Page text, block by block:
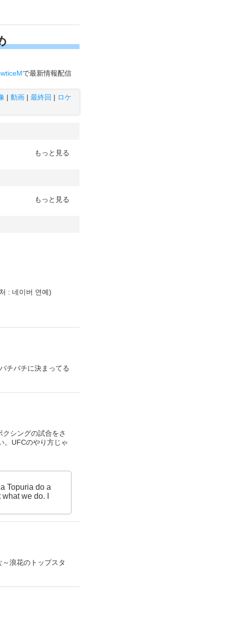
で最新情報配信
| 動画 | 最終回 | ロケ
もっと見る
もっと見る
: 네이버 연예)
チバチに決まってる
シングの試合をさ
。UFCのやり方じゃ
Topuria do a
we do. I
浪花のトップスタ